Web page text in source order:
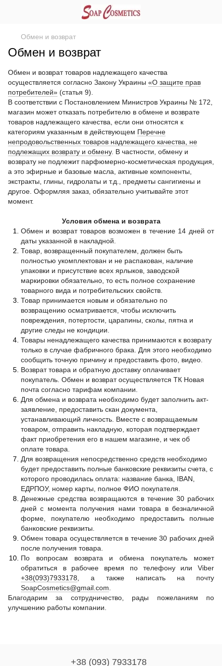
Обмен и возврат
Обмен и возврат
Обмен и возврат товаров надлежащего качества
осуществляется согласно Закону Украины «О защите прав
потребителей» (статья 9).
В соответствии с Постановлением Министров Украины № 172,
магазин может отказать потребителю в обмене и возврате
товаров надлежащего качества, если они относятся к
категориям указанным в действующем Перечне
непродовольственных товаров надлежащего качества, не
подлежащих возврату и обмену. В частности, обмену и
возврату не подлежит парфюмерно-косметическая продукция,
а это эфирные и базовые масла, активные компоненты,
экстракты, глины, гидролаты и т.д., предметы сангигиены и
другое. Оформляя заказ, обязательно учитывайте этот
момент.
Условия обмена и возврата
Обмен и возврат товаров возможен в течение 14 дней от
даты указанной в накладной.
Товар, возвращенный покупателем, должен быть
полностью укомплектован и не распакован, наличие
упаковки и присутствие всех ярлыков, заводской
маркировки обязательно, то есть полное сохранение
товарного вида и потребительских свойств.
Товар принимается новым и обязательно по
возвращению осматривается, чтобы исключить
повреждения, потертости, царапины, сколы, пятна и
другие следы не кондиции.
Товары ненадлежащего качества принимаются к возврату
только в случае фабричного брака. Для этого необходимо
сообщить точную причину и предоставить фото, видео.
Возврат товара и обратную доставку оплачивает
покупатель. Обмен и возврат осуществляется ТК Новая
почта согласно тарифам компании.
Для обмена и возврата необходимо будет заполнить акт-
заявление, предоставить скан документа,
устанавливающий личность. Вместе с возвращаемым
товаром, отправить накладную, которая подтверждает
факт приобретения его в нашем магазине, и чек об
оплате товара.
Для возвращения непосредственно средств необходимо
будет предоставить полные банковские реквизиты счета, с
которого проводилась оплата: название банка, IBAN,
ЕДРПОУ, номер карты, полное ФИО покупателя.
Денежные средства возвращаются в течение 30 рабочих
дней с момента получения нами товара в безналичной
форме, покупателю необходимо предоставить полные
банковские реквизиты.
Обмен товара осуществляется в течение 30 рабочих дней
после получения товара.
По вопросам возврата и обмена покупатель может
обратиться в рабочее время по телефону или Viber
+38(093)7933178 , а также написать на почту
SoapCosmetics@gmail.com
Благодарим за сотрудничество, рады пожеланиям по
улучшению работы компании.
+38 (093) 7933178